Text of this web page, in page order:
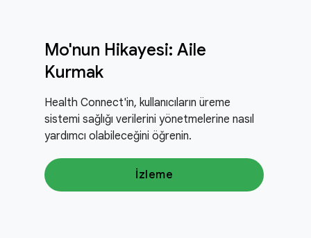
Mo'nun Hikayesi: Aile
Kurmak
Health Connect'in, kullanıcıların üreme
sistemi sağlığı verilerini yönetmelerine nasıl
yardımcı olabileceğini öğrenin.
İzleme